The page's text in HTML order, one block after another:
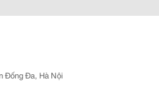
Đống Đa, Hà Nội